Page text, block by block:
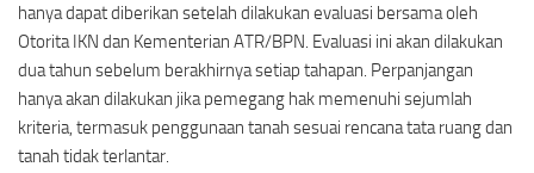
hanya dapat diberikan setelah dilakukan evaluasi bersama oleh
Otorita IKN dan Kementerian ATR/BPN. Evaluasi ini akan dilakukan
dua tahun sebelum berakhirnya setiap tahapan. Perpanjangan
hanya akan dilakukan jika pemegang hak memenuhi sejumlah
kriteria, termasuk penggunaan tanah sesuai rencana tata ruang dan
tanah tidak terlantar.